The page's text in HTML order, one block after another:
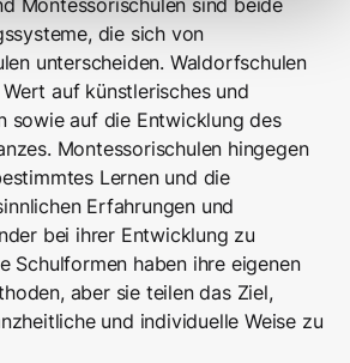
die sich von
unterscheiden. Waldorfschulen
auf künstlerisches und
sowie auf die Entwicklung des
Montessorischulen hingegen
Lernen und die
Erfahrungen und
bei ihrer Entwicklung zu
Schulformen haben ihre eigenen
aber sie teilen das Ziel,
und individuelle Weise zu